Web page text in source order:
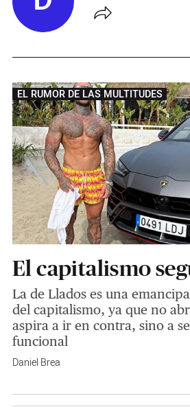
EL RUMOR DE LAS MULTITUDES
El capitalismo
La de Llados es una
del capitalismo, ya que no
aspira a ir en contra, sino a
funcional
Daniel Brea